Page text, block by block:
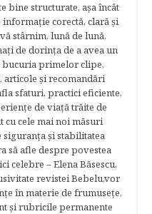
bine structurate, aşa încât
corectă, clară şi
stârnim, lună de lună,
de dorinţa de a avea un
primelor clipe,
şi recomandări
sfaturi, practici eficiente,
de viaţă trăite de
cele mai noi măsuri
siguranţa şi stabilitatea
să afle despre povestea
celebre – Elena Băsescu,
revistei Bebelu,vor
în materie de frumuseţe,
şi rubricile permanente